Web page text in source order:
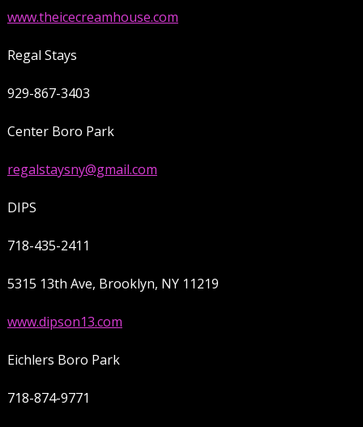
www.theicecreamhouse.com
Regal Stays
929-867-3403
Center Boro Park
regalstaysny@gmail.com
DIPS
718-435-2411
5315 13th Ave, Brooklyn, NY 11219
www.dipson13.com
Eichlers Boro Park
718-874-9771